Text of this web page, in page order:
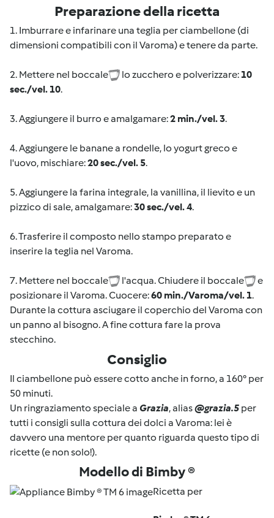
Preparazione della ricetta
1. Imburrare e infarinare una teglia per ciambellone (di
dimensioni compatibili con il Varoma) e tenere da parte.
2. Mettere nel boccale lo zucchero e polverizzare: 10
sec./vel. 10.
3. Aggiungere il burro e amalgamare:2 min./vel. 3.
4. Aggiungere le banane a rondelle, lo yogurt greco e
l'uovo, mischiare:20 sec./vel. 5.
5. Aggiungere la farina integrale, la vanillina, il lievito e un
pizzico di sale, amalgamare:30 sec./vel. 4.
6. Trasferire il composto nello stampo preparato e
inserire la teglia nel Varoma.
7. Mettere nel boccale l'acqua. Chiudere il boccale
e
posizionare il Varoma. Cuocere:60 min./Varoma/vel. 1.
Durante la cottura asciugare il coperchio del Varoma con
un panno al bisogno. A fine cottura fare la prova
stecchino.
Consiglio
Il ciambellone può essere cotto anche in forno, a 160° per
50 minuti.
Un ringraziamento speciale a Grazia, alias@grazia.5 per
tutti i consigli sulla cottura dei dolci a Varoma: lei è
davvero una mentore per quanto riguarda questo tipo di
ricette (e non solo!).
Modello di Bimby ®
Ricetta per